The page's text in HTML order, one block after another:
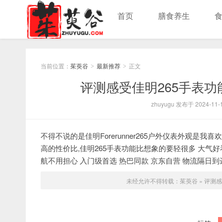
首页 膳食养生
当前位置： 茱萸谷 > 最新推荐 > 正文
评测感受佳明265手表
zhuyugu 发布于 2024-
不得不说的是佳明Forerunner265户外仪表外观是我喜
高的性价比,佳明265手表功能比想象的要轻很多 大气
航不用担心 入门级首选 热巴同款 京东自营 物流隔日
未经允许不得转载： 茱萸谷 » 评测